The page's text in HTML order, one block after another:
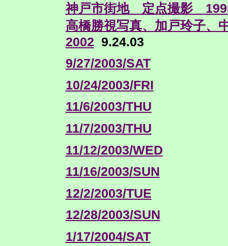
神戸市街地 定点撮影
高橋勝視写真、加戸玲子、
2002 9.24.03
9/27/2003/SAT
10/24/2003/FRI
11/6/2003/THU
11/7/2003/THU
11/12/2003/WED
11/16/2003/SUN
12/2/2003/TUE
12/28/2003/SUN
1/17/2004/SAT